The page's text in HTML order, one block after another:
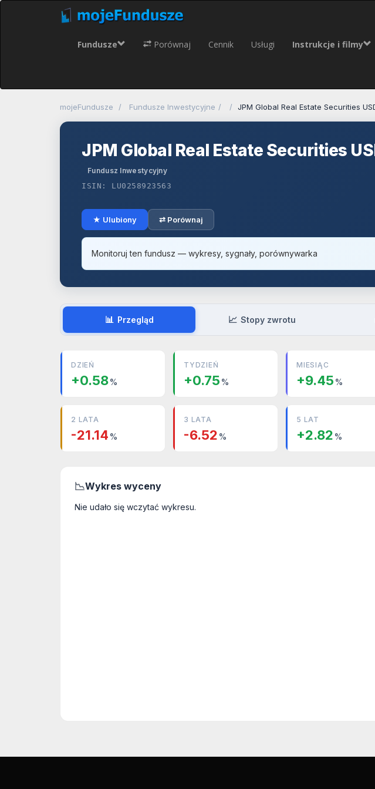
Fundusze Porównaj Cennik Usługi Instrukcje i filmy
mojeFundusze Fundusze Inwestycyjne JPM Global Real Estate Securities
JPM Global Real Estate Securities
Fundusz Inwestycyjny
ISIN: LU0258923563
★ Ulubiony ⇄ Porównaj
Monitoruj ten fundusz — wykresy, sygnały, porównywarka
📊 Przegląd 📈 Stopy zwrotu
DZIEŃ
+0.58%
TYDZIEŃ
+0.75 %
MIESIĄC
+9.45 %
2 LATA
-21.14 %
3 LATA
-6.52 %
5 LAT
+2.82 %
📉Wykres wyceny
Nie udało się wczytać wykresu.